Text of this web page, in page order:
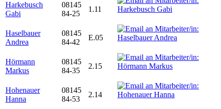
Harkebusch
Gabi
08145
84-25
1.11
Haselbauer
Andrea
08145
84-42
E.05
Hörmann
Markus
08145
84-35
2.15
Hohenauer
Hanna
08145
84-53
2.14